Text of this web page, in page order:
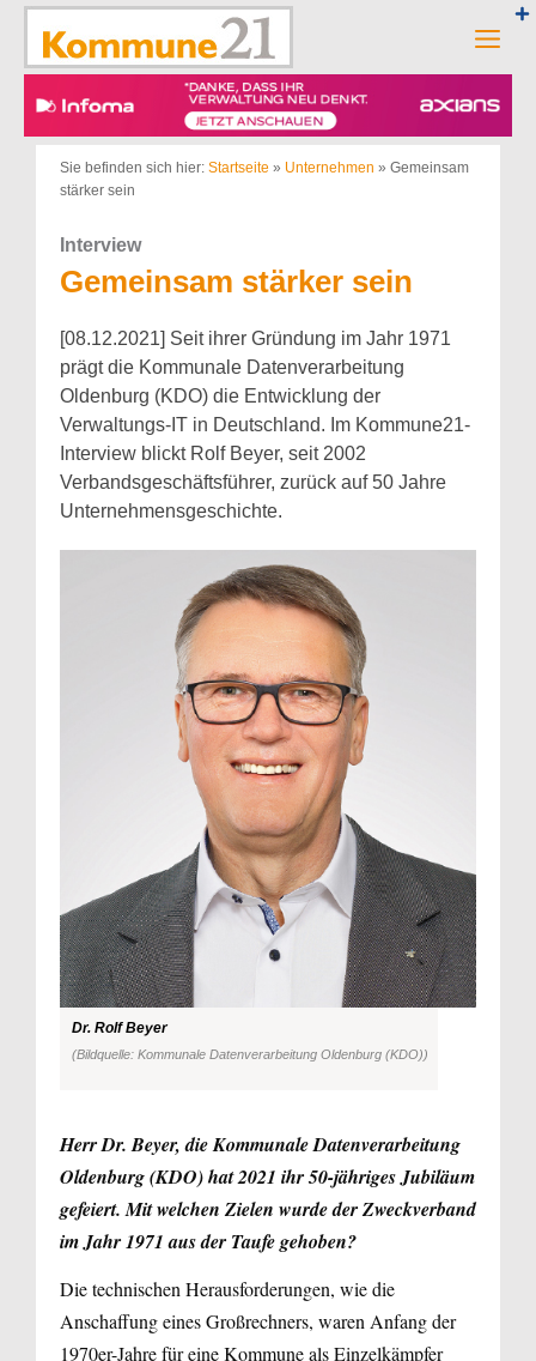
Zum
springen
Sie befinden sich hier: Startseite » Unternehmen » Gemeinsam
stärker sein
Interview
Gemeinsam stärker sein
[08.12.2021] Seit ihrer Gründung im Jahr 1971
prägt die Kommunale Datenverarbeitung
Oldenburg (KDO) die Entwicklung der
Verwaltungs-IT in Deutschland. Im Kommune21-
Interview blickt Rolf Beyer, seit 2002
Verbandsgeschäftsführer, zurück auf 50 Jahre
Unternehmensgeschichte.
Dr. Rolf Beyer
(Bildquelle: Kommunale Datenverarbeitung Oldenburg (KDO))
Herr Dr. Beyer, die Kommunale Datenverarbeitung
Oldenburg (KDO) hat 2021 ihr 50-jähriges Jubiläum
gefeiert. Mit welchen Zielen wurde der Zweckverband
im Jahr 1971 aus der Taufe gehoben?
Die technischen Herausforderungen, wie die
Anschaffung eines Großrechners, waren Anfang der
1970er-Jahre für eine Kommune als Einzelkämpfer